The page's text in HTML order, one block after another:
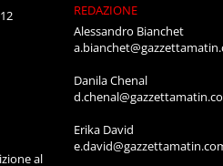
al
REDAZIONE
Alessandro Bianchet
Danila Chenal
Erika David